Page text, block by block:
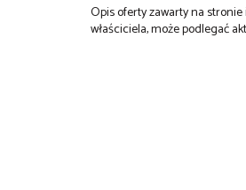
Opis oferty zawarty na
właściciela, może podlegać